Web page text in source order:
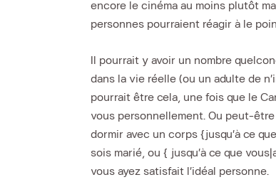
encore le cinéma au moins plutôt
personnes pourraient réagir à le
Il pourrait y avoir un nombre
dans la vie réelle (ou un adulte de
pourrait être cela, une fois que le
vous personnellement. Ou peut-
dormir avec un corps {jusqu’à ce
sois marié, ou { jusqu’à ce que
vous ayez satisfait l’idéal personne.